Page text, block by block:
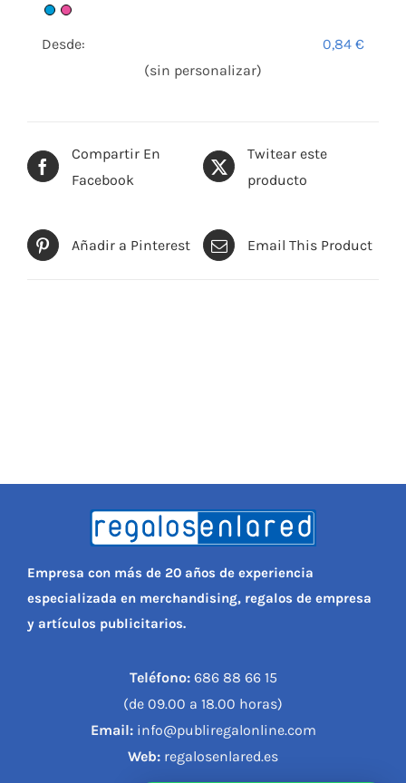
Compartir En
Facebook
Twitear este
producto
Añadir a Pinterest Email This Product
Desde: 0,84€
(sin personalizar)
Empresa con más de 20 años de experiencia
especializada en merchandising, regalos de empresa
y artículos publicitarios.
Teléfono:686 88 66 15
(de 09.00 a 18.00 horas)
Email:info@publiregalonline.com
Web: regalosenlared.es